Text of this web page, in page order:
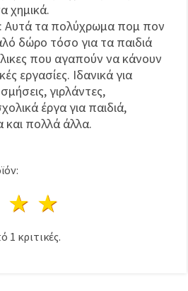
χημικά.
: Αυτά τα πολύχρωμα πομ πον
δώρο τόσο για τα παιδιά
που αγαπούν να κάνουν
εργασίες. Ιδανικά για
γιρλάντες,
έργα για παιδιά,
και πολλά άλλα.
4 Αστέρια
3 Αστέρια
1 κριτικές.